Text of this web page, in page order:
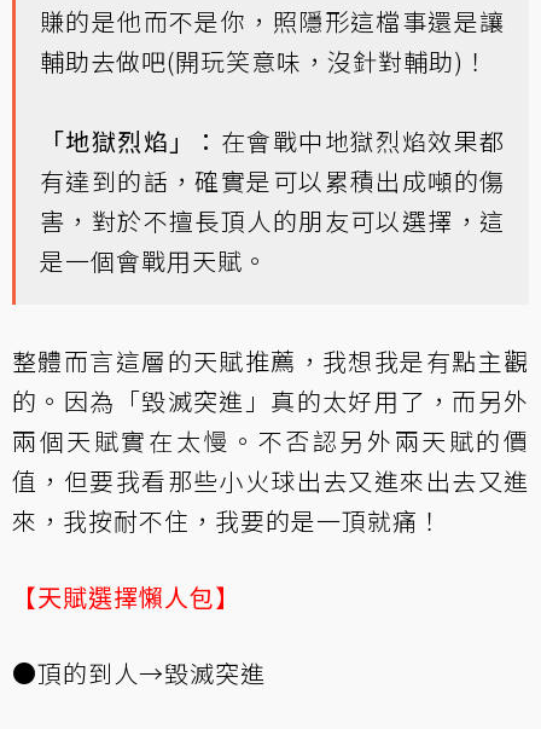
賺的是他而不是你，照隱形這檔事還是讓
輔助去做吧(開玩笑意味，沒針對輔助)！
「地獄烈焰」： 在會戰中地獄烈焰效果都
有達到的話，確實是可以累積出成噸的傷
害，對於不擅長頂人的朋友可以選擇，這
是一個會戰用天賦。
整體而言這層的天賦推薦，我想我是有點主觀
的。因為「毀滅突進」真的太好用了，而另外
兩個天賦實在太慢。不否認另外兩天賦的價
值，但要我看那些小火球出去又進來出去又進
來，我按耐不住，我要的是一頂就痛！
【天賦選擇懶人包】
●頂的到人→毀滅突進